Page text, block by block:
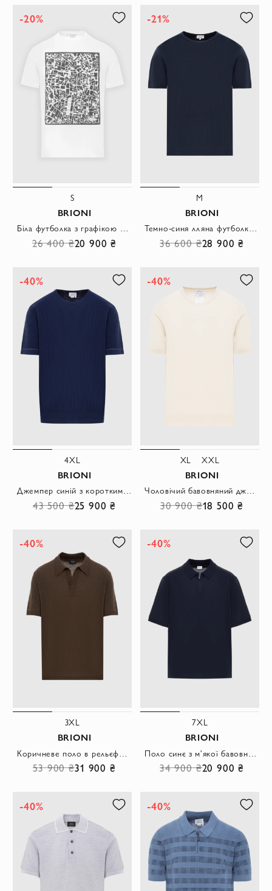
-20%
S
BRIONI
Біла футболка з графікою у вигляді карти та прямим кроєм
26 400 ₴20 900 ₴
-21%
M
BRIONI
Темно-синя лляна футболка з м'якою текстурою
36 600 ₴28 900 ₴
-40%
4XL
BRIONI
Джемпер синій з коротким рукавом з бавовни у рельєфний рубчик
43 500 ₴25 900 ₴
-40%
XL XXL
BRIONI
Чоловічий бавовняний джемпер кольору айворі з прямим кроєм.
30 900 ₴18 500 ₴
-40%
3XL
BRIONI
53 900 ₴31 900 ₴
-40%
7XL
BRIONI
34 900 ₴20 900 ₴
-40% -40%